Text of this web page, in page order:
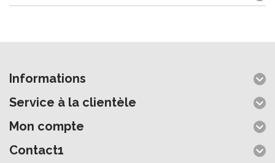
Informations
Service à la clientèle
Mon compte
Contact1